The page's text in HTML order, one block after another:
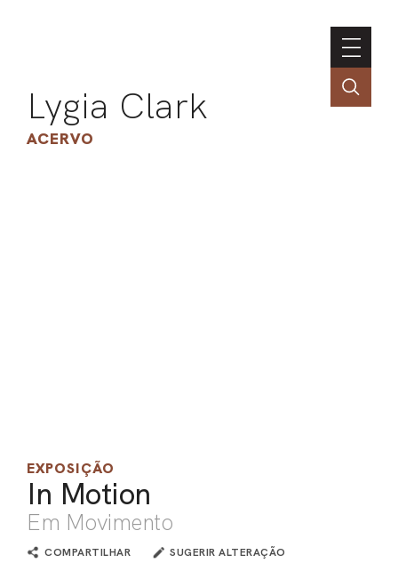
Lygia Clark
ACERVO
EXPOSIÇÃO
In Motion
Em Movimento
COMPARTILHAR SUGERIR ALTERAÇÃO